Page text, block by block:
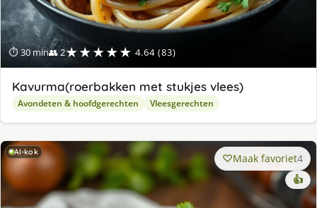
⏱ 30 min👥 2★★★★★ 4.64 (83)
Kavurma(roerbakken met stukjes vlees)
Avondeten & hoofdgerechten Vleesgerechten
AI-kok Maak favoriet4
👍